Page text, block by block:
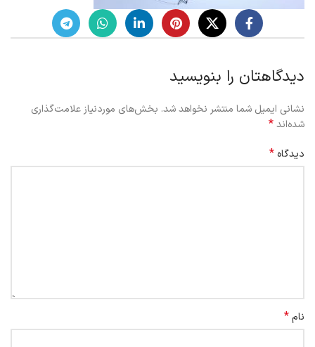
دیدگاهتان را بنویسید
نشانی ایمیل شما منتشر نخواهد شد. بخش‌های موردنیاز علامت‌گذاری
شده‌اند*
دیدگاه *
نام*